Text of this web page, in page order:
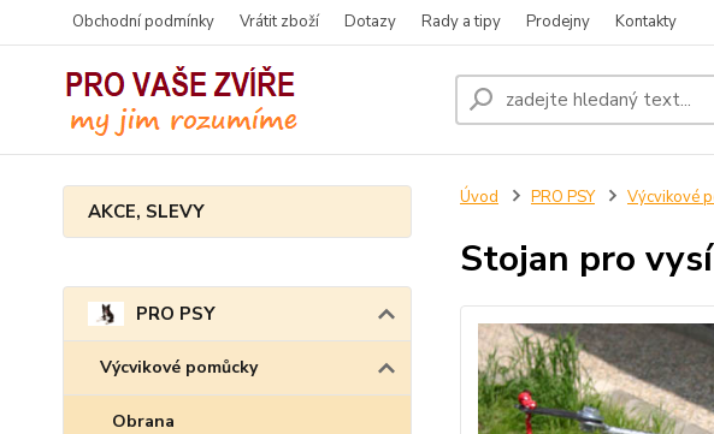
Obchodní podmínky Vrátit zboží Dotazy Rady a tipy Prodejny Kontakty
AKCE, SLEVY
PRO PSY
Výcvikové pomůcky
Obrana
Úvod PRO PSY Výcvikové
Stojan pro